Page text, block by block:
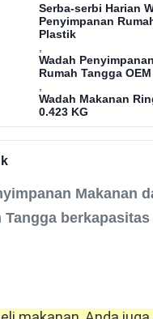
Serba-serbi Harian
Penyimpanan
Plastik
Wadah
Rumah Tangga OEM
Wadah Makanan
0.423 KG
Makanan
Tangga